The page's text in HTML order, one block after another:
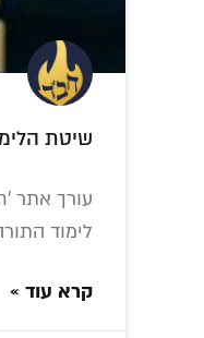
שיטת
עורך אתר
לימוד
קרא עוד »